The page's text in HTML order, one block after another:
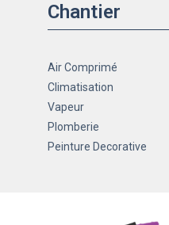
Chantier
Air Comprimé
Climatisation
Vapeur
Plomberie
Peinture Decorative